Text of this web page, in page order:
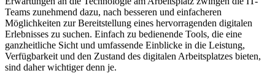
Teams zunehmend dazu, nach besseren und einfacheren
Möglichkeiten zur Bereitstellung eines hervorragenden digitalen
Erlebnisses zu suchen. Einfach zu bedienende Tools, die eine
ganzheitliche Sicht und umfassende Einblicke in die Leistung,
Verfügbarkeit und den Zustand des digitalen Arbeitsplatzes bieten,
sind daher wichtiger denn je.